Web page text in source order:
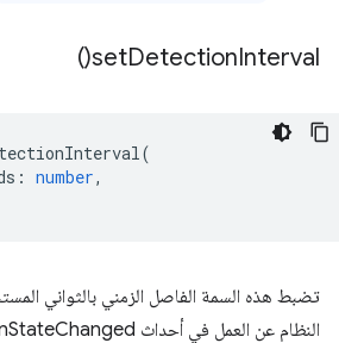
setDetectionInterval(
)
(
: number,
تضبط هذه السمة الفاصل الزمني بالثواني